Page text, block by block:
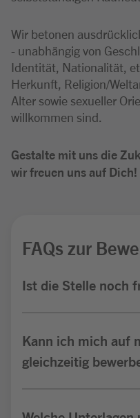
Wir betonen
- unabhängig von
Identität, Nationalität,
Herkunft, Religion/
Alter sowie sexueller
willkommen sind.
Gestalte mit uns die
wir freuen uns auf Dich!
FAQs zur
Ist die Stelle noch
Kann ich mich auf
gleichzeitig